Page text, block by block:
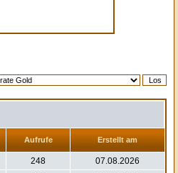
Aufrufe Erstellt am
248
07.08.2026